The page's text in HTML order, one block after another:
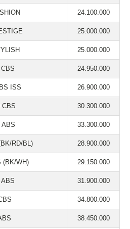
24.100.000
25.000.000
25.000.000
24.950.000
ISS 26.900.000
CBS 30.300.000
ABS 33.300.000
RD/BL) 28.900.000
(BK/WH) 29.150.000
31.900.000
34.800.000
38.450.000